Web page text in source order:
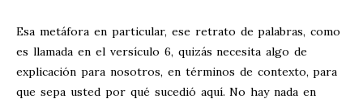
Esa metáfora en particular, ese retrato de palabras, como
es llamada en el versículo 6, quizás necesita algo de
explicación para nosotros, en términos de contexto, para
que sepa usted por qué sucedió aquí. No hay nada en